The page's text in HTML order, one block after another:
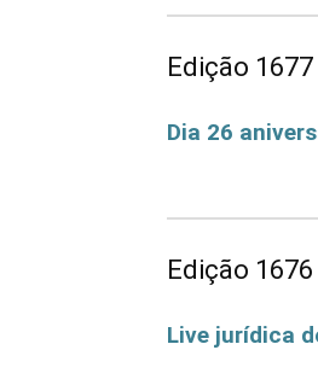
Edição
Dia 26
Edição
Live jurídica